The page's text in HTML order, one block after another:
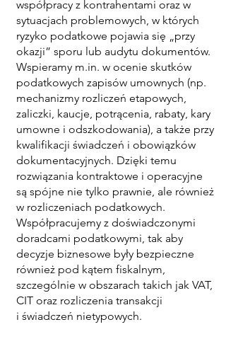
współpracy z kontrahentami oraz w
sytuacjach problemowych, w których
ryzyko podatkowe pojawia się „przy
okazji” sporu lub audytu dokumentów.
Wspieramy m.in. w ocenie skutków
podatkowych zapisów umownych (np.
mechanizmy rozliczeń etapowych,
zaliczki, kaucje, potrącenia, rabaty, kary
umowne i odszkodowania), a także przy
kwalifikacji świadczeń i obowiązków
dokumentacyjnych. Dzięki temu
rozwiązania kontraktowe i operacyjne
są spójne nie tylko prawnie, ale również
w rozliczeniach podatkowych.
Współpracujemy z doświadczonymi
doradcami podatkowymi, tak aby
decyzje biznesowe były bezpieczne
również pod kątem fiskalnym,
szczególnie w obszarach takich jak VAT,
CIT oraz rozliczenia transakcji
i świadczeń nietypowych.